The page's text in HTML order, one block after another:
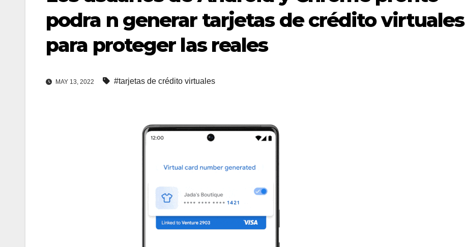
podra n generar tarjetas de crédito virtuales
para proteger las reales
MAY 13, 2022 #tarjetas de crédito virtuales